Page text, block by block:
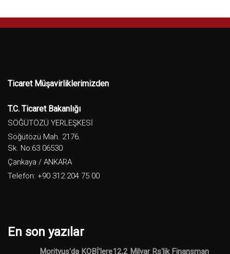
Ticaret Müşavirliklerimizden
T.C. Ticaret Bakanlığı
SÖĞÜTÖZÜ YERLEŞKESİ
Söğütözü Mah. 2176.
Sk. No:63 06530
Çankaya / ANKARA
Telefon: +90 312 204 75 00
En son yazılar
Morityus'da KOBİ'lere12,2 Milyar Rs'lik Finansman